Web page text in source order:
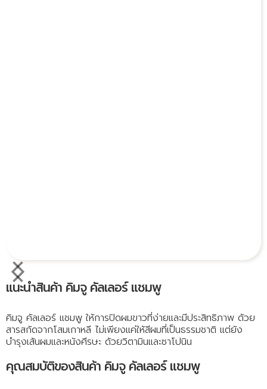
แนะนำสินค้า คิมจู คัลเลอร์ แชมพู
คิมจู คัลเลอร์ แชมพู ให้การปิดผมขาวที่ง่ายและมีประสิทธิภาพ ด้วย
สารสกัดจากโสมเกาหลี ไม่เพียงแค่ให้สีผมที่เป็นธรรมชาติ แต่ยัง
บำรุงเส้นผมและหนังศีรษะ ด้วยวิตามินและซาโปนิน
คุณสมบัติของสินค้า คิมจู คัลเลอร์ แชมพู